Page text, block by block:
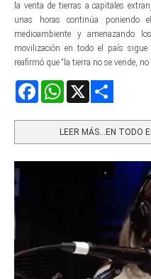
la venta de tierras a capitales
unas horas continúa poniendo
medioambiente y amenazando
movilización en todo el país
reafirmó que “la tierra no se vende,
FacebookWhatsApp
LEER MÁS…EN TODO